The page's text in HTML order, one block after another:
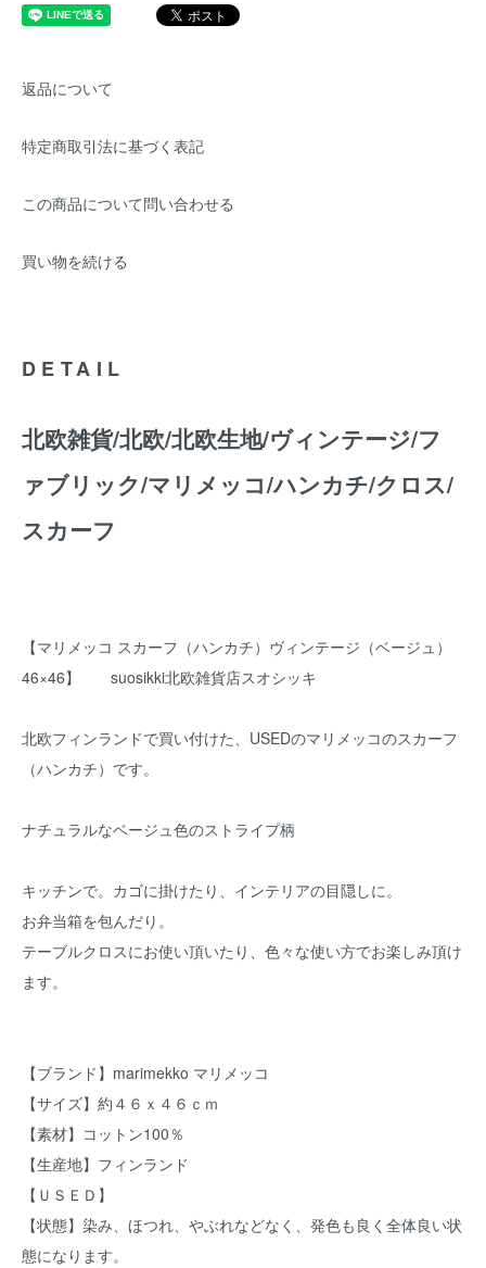
返品について
特定商取引法に基づく表記
この商品について問い合わせる
買い物を続ける
DETAIL
北欧雑貨/北欧/北欧生地/ヴィンテージ/フ
ァブリック/マリメッコ/ハンカチ/クロス/
スカーフ
【マリメッコ スカーフ（ハンカチ）ヴィンテージ（ベージュ）
46×46】 suosikki北欧雑貨店スオシッキ
北欧フィンランドで買い付けた、USEDのマリメッコのスカーフ
（ハンカチ）です。
ナチュラルなベージュ色のストライプ柄
キッチンで。カゴに掛けたり、インテリアの目隠しに。
お弁当箱を包んだり。
テーブルクロスにお使い頂いたり、色々な使い方でお楽しみ頂け
ます。
【ブランド】marimekko マリメッコ
【サイズ】約４６ｘ４６ｃｍ
【素材】コットン100％
【生産地】フィンランド
【ＵＳＥＤ】
【状態】染み、ほつれ、やぶれなどなく、発色も良く全体良い状
態になります。